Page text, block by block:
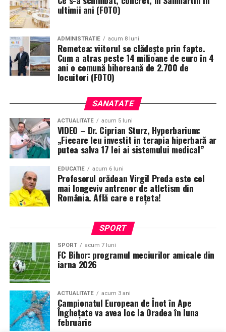
ultimii ani (FOTO)
ADMINISTRATIE acum 8 luni
Remetea: viitorul se clădește prin fapte.
Cum a atras peste 14 milioane de euro în 4
ani o comună bihoreană de 2.700 de
locuitori (FOTO)
SANATATE
ACTUALITATE acum 5 luni
VIDEO – Dr. Ciprian Sturz, Hyperbarium:
„Fiecare leu investit in terapia hiperbară ar
putea salva 17 lei ai sistemului medical”
EDUCATIE acum 6 luni
Profesorul orădean Virgil Preda este cel
mai longeviv antrenor de atletism din
România. Află care e rețeta!
SPORT
SPORT acum 7 luni
FC Bihor: programul meciurilor amicale din
iarna 2026
ACTUALITATE acum 3 ani
Campionatul European de Înot în Ape
Înghețate va avea loc la Oradea în luna
februarie